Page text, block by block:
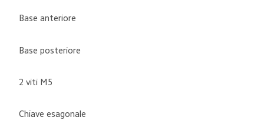
Base anteriore
Base posteriore
2 viti M5
Chiave esagonale